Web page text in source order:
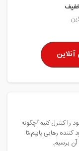
را کنترل کنیم؟چگونه
رهایی یابیم،تا
آن برسیم.